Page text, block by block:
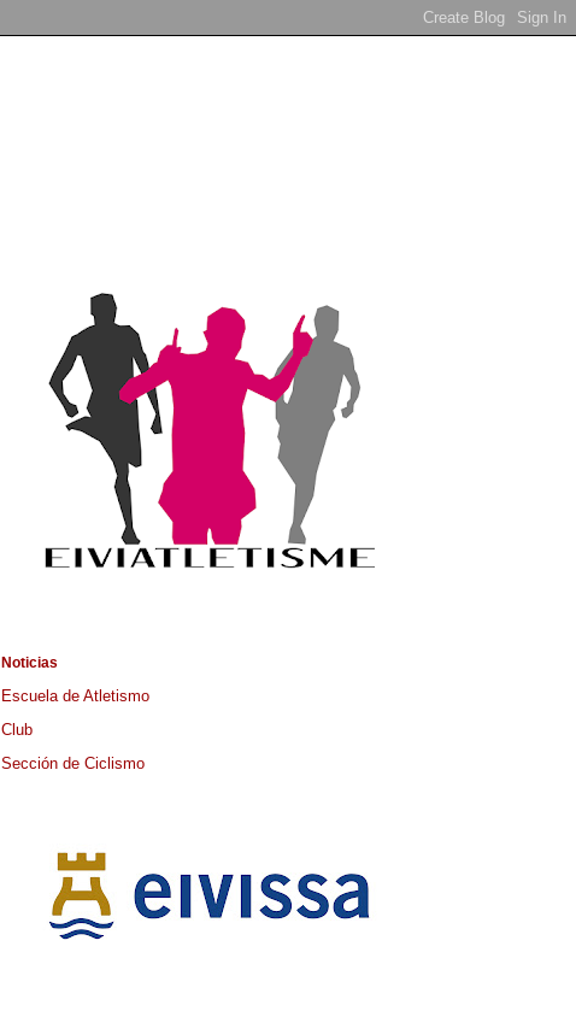
Noticias
Escuela de Atletismo
Club
Sección de Ciclismo